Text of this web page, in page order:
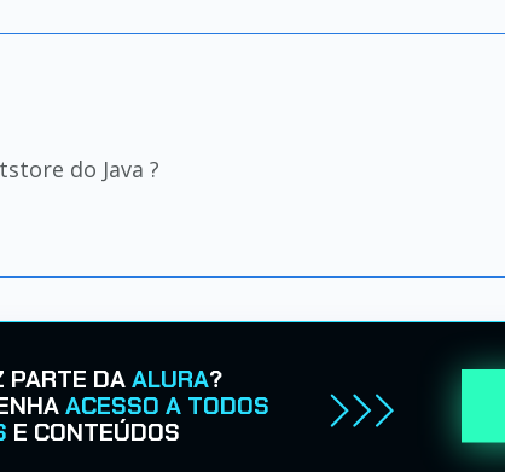
do Java ?
PARTE DAALURA?
ACESSO A TODOS
E CONTEÚDOS